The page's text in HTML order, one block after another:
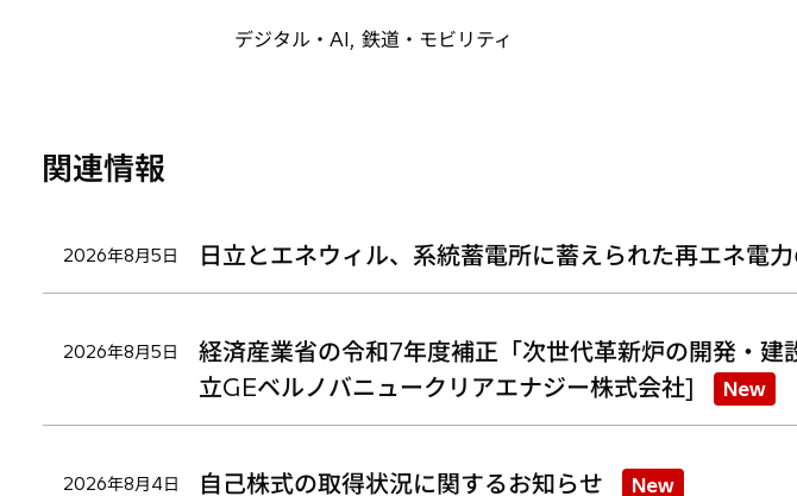
で
デジタル・AI, 鉄道・モビリティ
関連情報
2026年8月5日 日立とエネウィル、系統蓄電所に蓄えられた再エネ電
2026年8月5日
経済産業省の令和7年度補正「次世代革新炉の開発・
立GEベルノバニュークリアエナジー株式会社]
New
2026年8月4日 自己株式の取得状況に関するお知らせ New